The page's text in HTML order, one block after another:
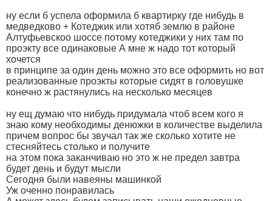
ну если б успела оформила б квартирку где нибудь в
медведково + Котеджик или хотяб землю в районе
Алтуфьевскоо шоссе потому котеджики у них там по
проэкту все одинаковые А мне ж надо тот который
хочется
в принципе за один день можно это все оформить но вот
реализованные проэкты которые сидят в головушке
конечно ж растянулись на несколько месяцев
ну ещ думаю что нибудь придумала чтоб всем кого я
знаю кому необходимы денюжки в количестве выделила
причем вопрос бы звучал так же сколько хотите не
стесняйтесь столько и получите
на этом пока заканчиваю но это ж не предел завтра
будет день и будут мысли
Сегодня были навеяны машинкой
Уж оченно понравилась